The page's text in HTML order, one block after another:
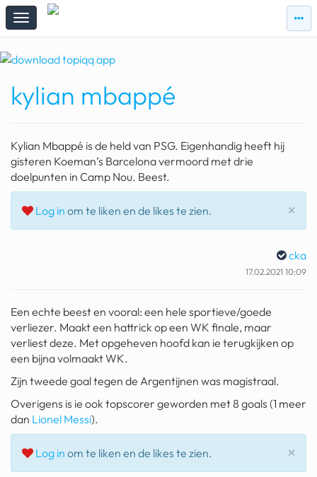
zie
topiqqs
zie
#vandaag
Topiqqs Reacties
ark van noach
pokemon kaarten
fomo
geochelone yniphora
wibra
blokker
dubai chocolade
ass
kylian mbappé
Kylian Mbappé is de held van PSG. Eigenhandig heeft hij
gisteren Koeman’s Barcelona vermoord met drie
doelpunten in Camp Nou. Beest.
×
Log in om te liken en de likes te zien.
cka
17.02.2021 10:09
Een echte beest en vooral: een hele sportieve/goede
verliezer. Maakt een hattrick op een WK finale, maar
verliest deze. Met opgeheven hoofd kan ie terugkijken op
een bijna volmaakt WK.
Zijn tweede goal tegen de Argentijnen was magistraal.
Overigens is ie ook topscorer geworden met 8 goals (1 meer
dan Lionel Messi).
×
Log in om te liken en de likes te zien.